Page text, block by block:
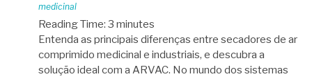
medicinal
Reading Time: 3 minutes
Entenda as principais diferenças entre secadores de ar
comprimido medicinal e industriais, e descubra a
solução ideal com a ARVAC. No mundo dos sistemas